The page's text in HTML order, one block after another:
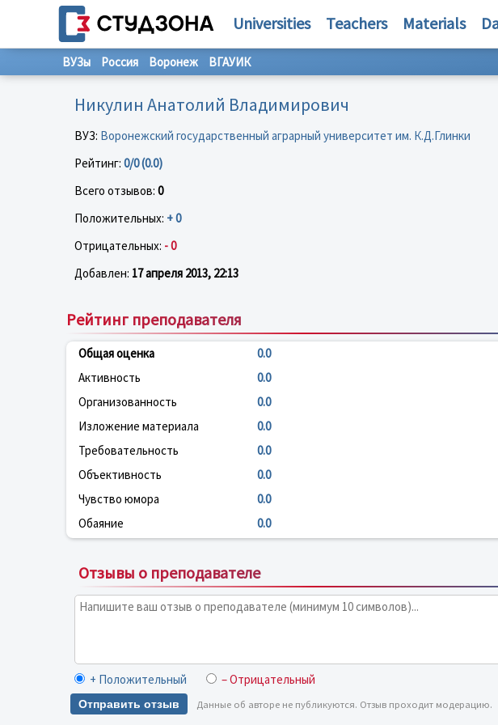
Universities Teachers Materials
ВУЗы Россия Воронеж ВГАУИК
Никулин Анатолий Владимирович
ВУЗ: Воронежский государственный аграрный университет им. К.Д.Глинки
Рейтинг: 0/0 (0.0)
Всего отзывов: 0
Положительных: + 0
Отрицательных: - 0
Добавлен: 17 апреля 2013, 22:13
Рейтинг преподавателя
Общая оценка 0.0
Активность
0.0
Организованность
0.0
Изложение материала
0.0
Требовательность
0.0
Объективность
0.0
Чувство юмора
0.0
Обаяние
0.0
Отзывы о преподавателе
+ Положительный – Отрицательный
Отправить отзыв Данные об авторе не публикуются. Отзыв проходит модерацию.